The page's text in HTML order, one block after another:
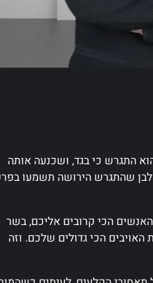
התגרש כי בגד, ושכנעה אותה
לבן שהתגרש הירושה תשמעו
הכי קרובים אליכם, בשר
הכי גדולים שלכם. וזה